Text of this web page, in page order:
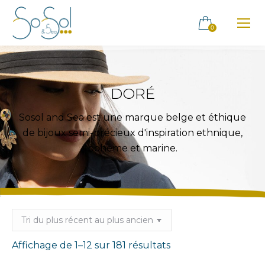
0
DORÉ
Sosol and Sea est une marque belge et éthique
de bijoux semi-précieux d'inspiration ethnique,
bohème et marine.
Affichage de 1–12 sur 181 résultatsTrié